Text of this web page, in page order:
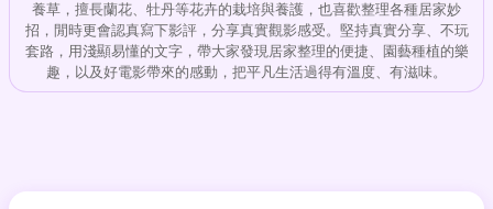
養草，擅長蘭花、牡丹等花卉的栽培與養護，也喜歡整理各種居家妙
招，閒時更會認真寫下影評，分享真實觀影感受。堅持真實分享、不玩
套路，用淺顯易懂的文字，帶大家發現居家整理的便捷、園藝種植的樂
趣，以及好電影帶來的感動，把平凡生活過得有溫度、有滋味。